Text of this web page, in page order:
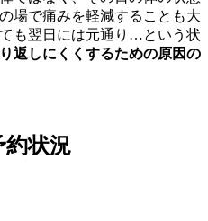
場で痛みを軽減することも大
も翌日には元通り…という状
返しにくくするための原因の
状況